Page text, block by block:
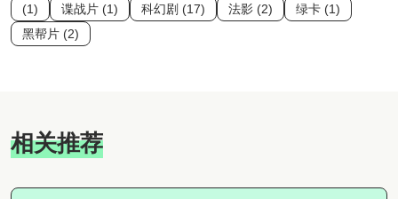
(1)
谍战片 (1) 科幻剧 (17) 法影 (2)
绿卡 (1)
黑帮片 (2)
相关推荐